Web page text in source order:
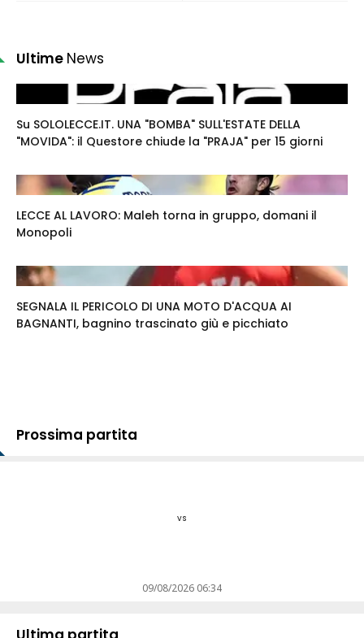
Ultime News
Su SOLOLECCE.IT. UNA "BOMBA" SULL'ESTATE DELLA
"MOVIDA": il Questore chiude la "PRAJA" per 15 giorni
LECCE AL LAVORO: Maleh torna in gruppo, domani il
Monopoli
SEGNALA IL PERICOLO DI UNA MOTO D'ACQUA AI
BAGNANTI, bagnino trascinato giù e picchiato
Prossima partita
vs
09/08/2026 06:34